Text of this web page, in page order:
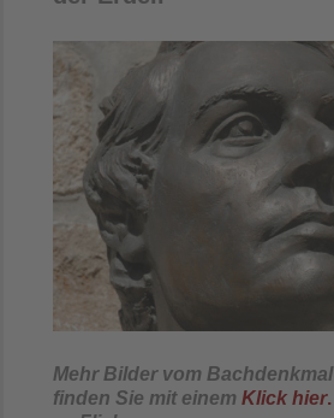
Mehr Bilder vom
finden Sie mit einem Klick hier.